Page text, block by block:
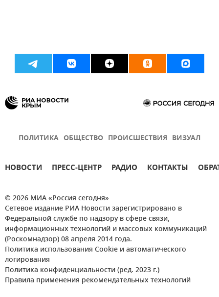
ПОЛИТИКА ОБЩЕСТВО ПРОИСШЕСТВИЯ ВИЗУАЛ
НОВОСТИ ПРЕСС-ЦЕНТР РАДИО КОНТАКТЫ
© 2026 МИА «Россия сегодня»
Сетевое издание РИА Новости зарегистрировано в
Федеральной службе по надзору в сфере связи,
информационных технологий и массовых коммуникаций
(Роскомнадзор) 08 апреля 2014 года.
Политика использования Cookie и автоматического
логирования
Политика конфиденциальности (ред. 2023 г.)
Правила применения рекомендательных технологий